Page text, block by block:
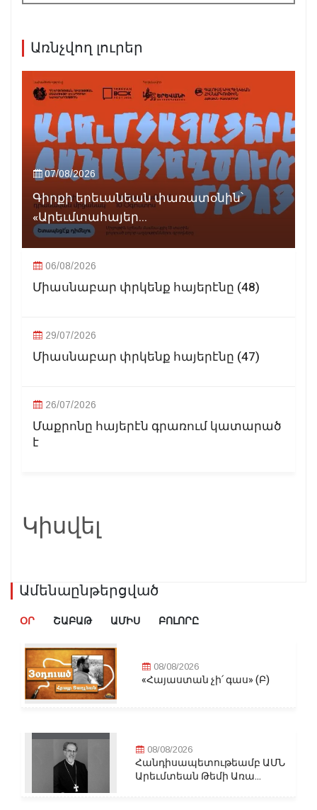
Առնչվող լուրեր
07/08/2026
Գիրքի երեւանեան փառատօնին՝
«Արեւմտահայեր...
06/08/2026
Միասնաբար փրկենք հայերէնը (48)
29/07/2026
Միասնաբար փրկենք հայերէնը (47)
26/07/2026
Մաքրոնը հայերէն գրառում կատարած
է
Կիսվել
Ամենաընթերցված
ՕՐ ՇԱԲԱԹ ԱՄԻՍ ԲՈԼՈՐԸ
08/08/2026
«Հայաստան չի՛ գաս» (Բ)
08/08/2026
Հանդիսապետութեամբ ԱՄՆ
Արեւմտեան Թեմի Առա...